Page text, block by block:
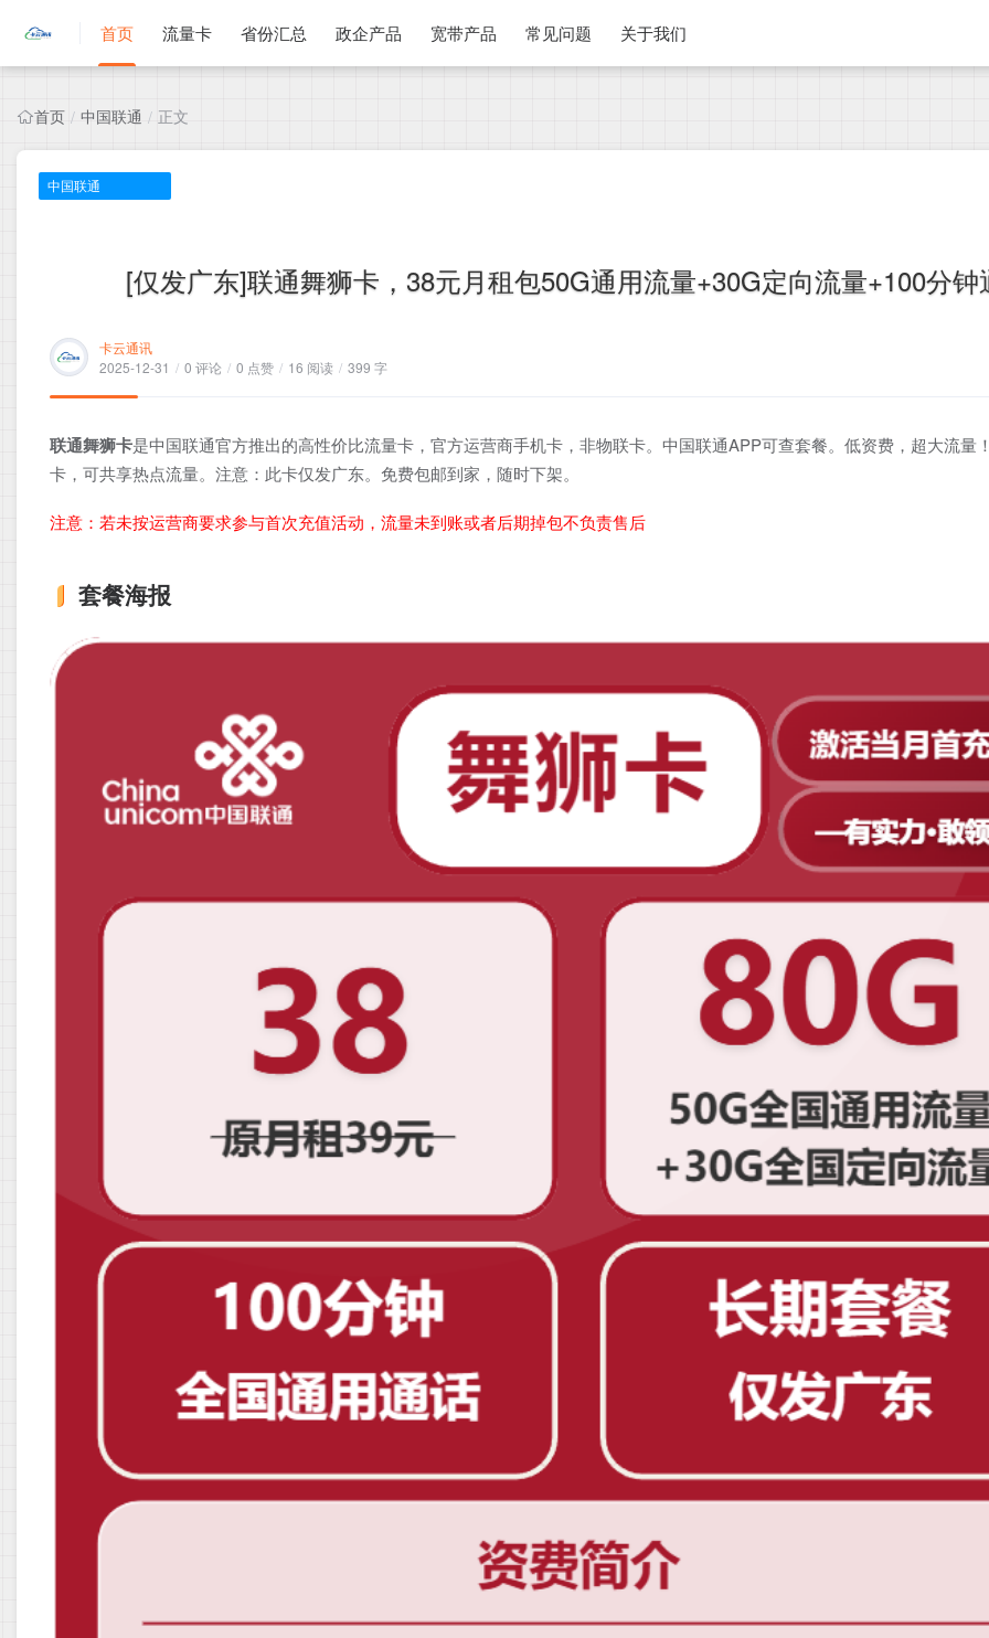
首页 流量卡 省份汇总 政企产品 宽带产品 常见问题 关于我们
首页 / 中国联通 / 正文
中国联通
[仅发广东]联通舞狮卡，38元月租包50G通用流量+30G定向流量+100分钟
卡云通讯
2025-12-31 / 0 评论 / 0 点赞 / 16 阅读 / 399 字
联通舞狮卡是中国联通官方推出的高性价比流量卡，官方运营商手机卡，非物联卡。中国联通APP可查套餐。低资费，超大流量
卡，可共享热点流量。注意：此卡仅发广东。免费包邮到家，随时下架。
注意：若未按运营商要求参与首次充值活动，流量未到账或者后期掉包不负责售后
套餐海报